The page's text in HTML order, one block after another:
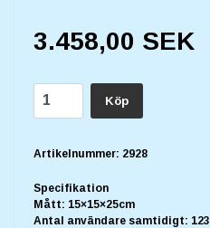
3.458,00 SEK
Köp
Artikelnummer: 2928
Specifikation
Mått: 15×15×25cm
Antal användare samtidigt: 123